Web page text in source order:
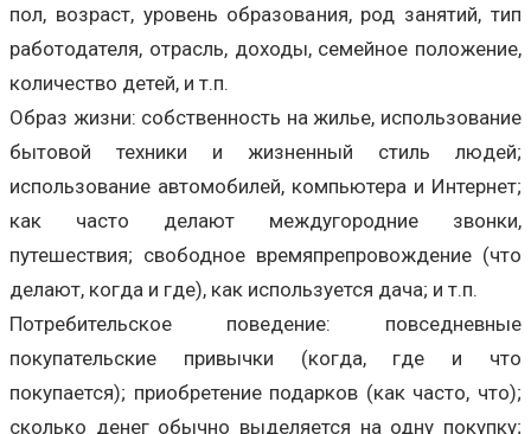
пол, возраст, уровень образования, род занятий, тип
работодателя, отрасль, доходы, семейное положение,
количество детей, и т.п.
Образ жизни: собственность на жилье, использование
бытовой техники и жизненный стиль людей;
использование автомобилей, компьютера и Интернет;
как часто делают междугородние звонки,
путешествия; свободное времяпрепровождение (что
делают, когда и где), как используется дача; и т.п.
Потребительское поведение: повседневные
покупательские привычки (когда, где и что
покупается); приобретение подарков (как часто, что);
сколько денег обычно выделяется на одну покупку;